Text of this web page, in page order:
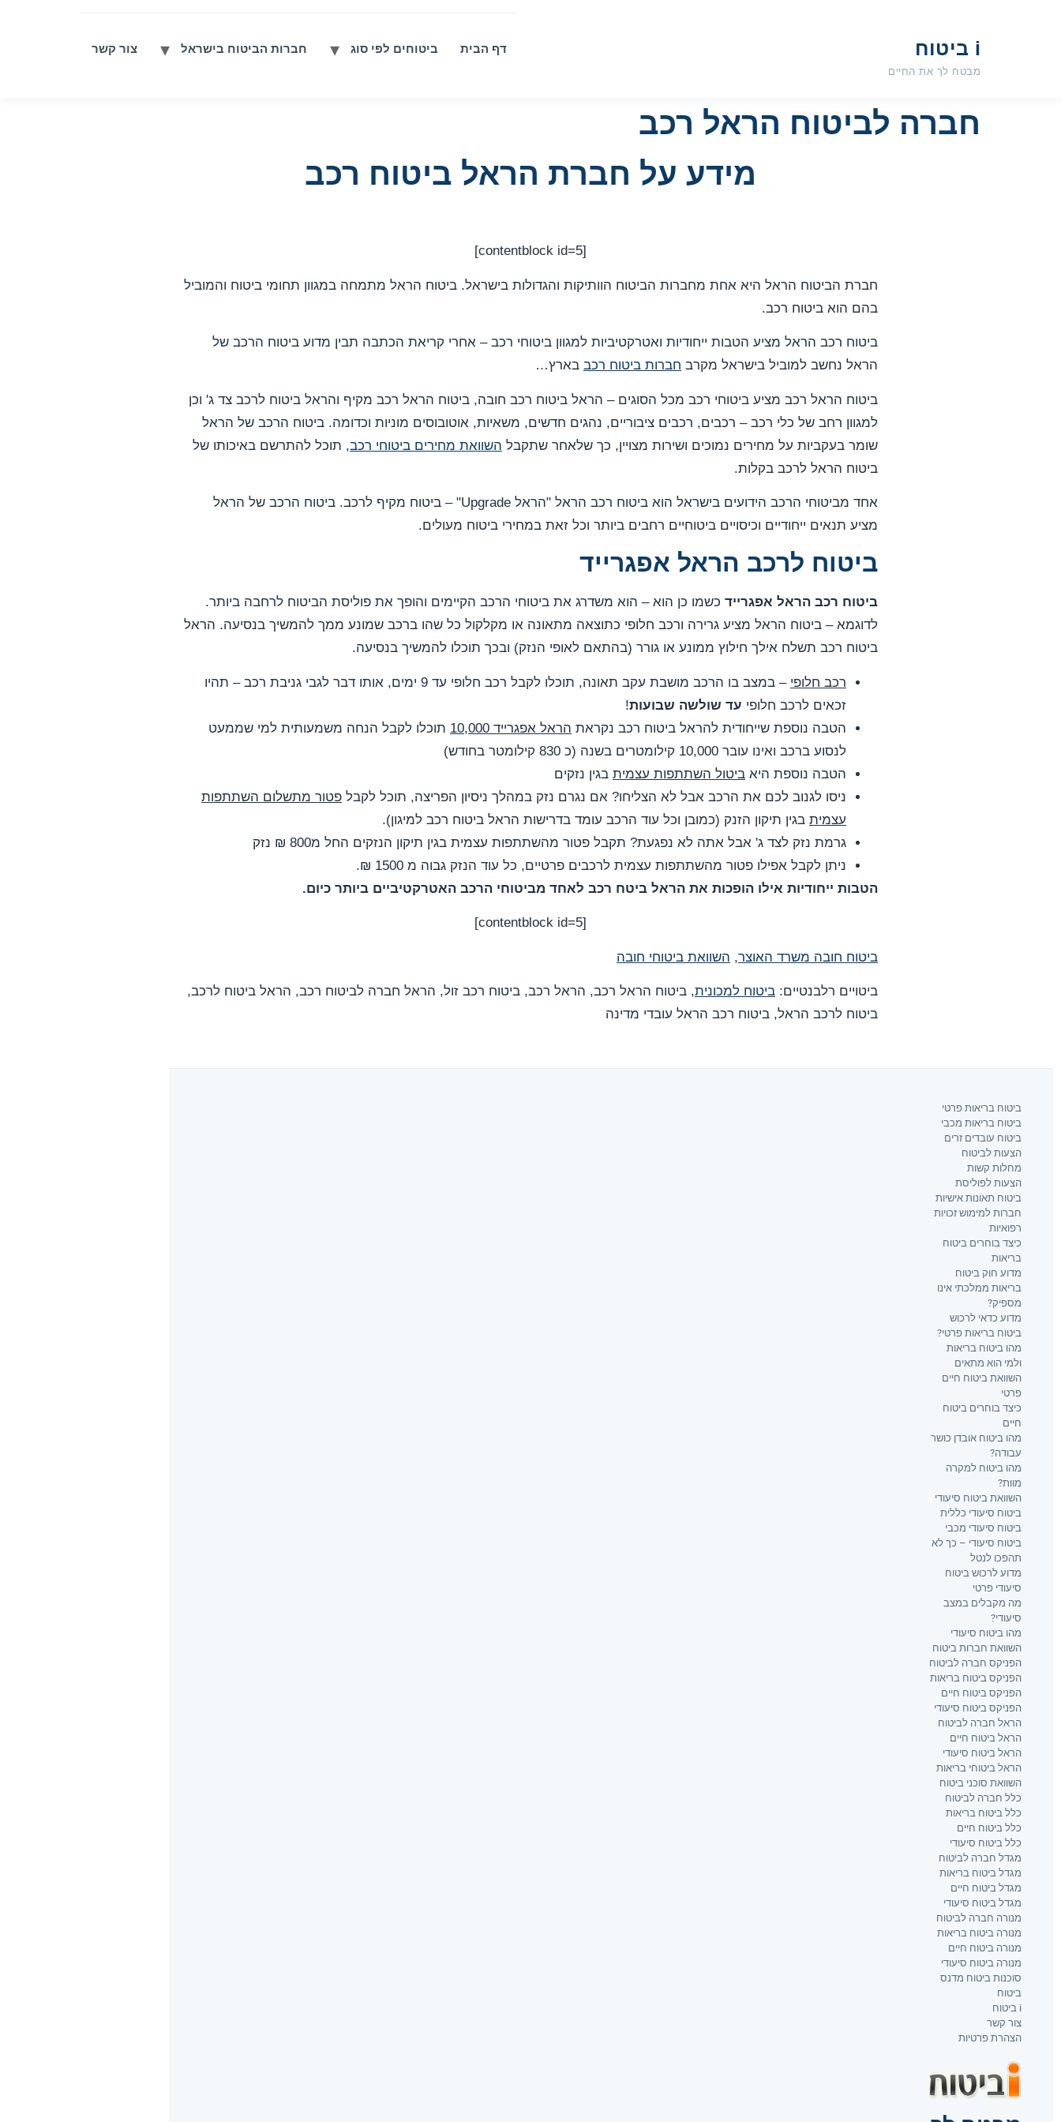
i ביטוח
מבטח לך את החיים
דף הבית ביטוחים לפי סוג חברות הביטוח בישראל צור קשר
חברה לביטוח הראל רכב
מידע על חברת הראל ביטוח רכב
[contentblock id=5]
חברת הביטוח הראל היא אחת מחברות הביטוח הוותיקות והגדולות בישראל. ביטוח הראל מתמחה במגוון תחומי ביטוח והמוביל
בהם הוא ביטוח רכב.
ביטוח רכב הראל מציע הטבות ייחודיות ואטרקטיביות למגוון ביטוחי רכב – אחרי קריאת הכתבה תבין מדוע ביטוח הרכב של
הראל נחשב למוביל בישראל מקרב חברות ביטוח רכב בארץ…
ביטוח הראל רכב מציע ביטוחי רכב מכל הסוגים – הראל ביטוח רכב חובה, ביטוח הראל רכב מקיף והראל ביטוח לרכב צד ג' וכן
למגוון רחב של כלי רכב – רכבים, רכבים ציבוריים, נהגים חדשים, משאיות, אוטובוסים מוניות וכדומה. ביטוח הרכב של הראל
שומר בעקביות על מחירים נמוכים ושירות מצויין, כך שלאחר שתקבל השוואת מחירים ביטוחי רכב , תוכל להתרשם באיכותו של
ביטוח הראל לרכב בקלות.
אחד מביטוחי הרכב הידועים בישראל הוא ביטוח רכב הראל "הראל Upgrade" – ביטוח מקיף לרכב. ביטוח הרכב של הראל
מציע תנאים ייחודיים וכיסויים ביטוחיים רחבים ביותר וכל זאת במחירי ביטוח מעולים.
ביטוח לרכב הראל אפגרייד
ביטוח רכב הראל אפגרייד כשמו כן הוא – הוא משדרג את ביטוחי הרכב הקיימים והופך את פוליסת הביטוח לרחבה ביותר.
לדוגמא – ביטוח הראל מציע גרירה ורכב חלופי כתוצאה מתאונה או מקלקול כל שהו ברכב שמונע ממך להמשיך בנסיעה. הראל
ביטוח רכב תשלח אילך חילוץ ממונע או גורר (בהתאם לאופי הנזק) ובכך תוכלו להמשיך בנסיעה.
רכב חלופי
– במצב בו הרכב מושבת עקב תאונה, תוכלו לקבל רכב חלופי עד 9 ימים, אותו דבר לגבי גניבת רכב – תהיו
זכאים לרכב חלופי עד שולשה שבועות!
הטבה נוספת שייחודית להראל ביטוח רכב נקראת הראל אפגרייד 10,000
תוכלו לקבל הנחה משמעותית למי שממעט
לנסוע ברכב ואינו עובר 10,000 קילומטרים בשנה (כ 830 קילומטר בחודש)
הטבה נוספת היא ביטול השתתפות עצמית בגין נזקים
ניסו לגנוב לכם את הרכב אבל לא הצליחו? אם נגרם נזק במהלך ניסיון הפריצה, תוכל לקבל פטור מתשלום השתתפות
עצמית בגין תיקון הזנק (כמובן וכל עוד הרכב עומד בדרישות הראל ביטוח רכב למיגון).
גרמת נזק לצד ג' אבל אתה לא נפגעת? תקבל פטור מהשתתפות עצמית בגין תיקון הנזקים החל מ800 ₪ נזק
ניתן לקבל אפילו פטור מהשתתפות עצמית לרכבים פרטיים, כל עוד הנזק גבוה מ 1500 ₪.
הטבות ייחודיות אילו הופכות את הראל ביטח רכב לאחד מביטוחי הרכב האטרקטיביים ביותר כיום.
[contentblock id=5]
ביטוח חובה משרד האוצר השוואת ביטוחי חובה
ביטויים רלבנטיים: ביטוח למכונית, ביטוח הראל רכב, הראל רכב, ביטוח רכב זול, הראל חברה לביטוח רכב, הראל ביטוח לרכב,
ביטוח לרכב הראל, ביטוח רכב הראל עובדי מדינה
ביטוח בריאות פרטי
ביטוח בריאות מכבי
ביטוח עובדים זרים
הצעות לביטוח
מחלות קשות
הצעות לפוליסת
ביטוח תאונות אישיות
חברות למימוש זכויות
רפואיות
כיצד בוחרים ביטוח
בריאות
מדוע חוק ביטוח
בריאות ממלכתי אינו
מספיק?
מדוע כדאי לרכוש
ביטוח בריאות פרטי?
מהו ביטוח בריאות
ולמי הוא מתאים
השוואת ביטוח חיים
פרטי
כיצד בוחרים ביטוח
חיים
מהו ביטוח אובדן כושר
עבודה?
מהו ביטוח למקרה
מוות?
השוואת ביטוח סיעודי
ביטוח סיעודי כללית
ביטוח סיעודי מכבי
ביטוח סיעודי – כך לא
תהפכו לנטל
מדוע לרכוש ביטוח
סיעודי פרטי
מה מקבלים במצב
סיעודי?
מהו ביטוח סיעודי
השוואת חברות ביטוח
הפניקס חברה לביטוח
הפניקס ביטוח בריאות
הפניקס ביטוח חיים
הפניקס ביטוח סיעודי
הראל חברה לביטוח
הראל ביטוח חיים
הראל ביטוח סיעודי
הראל ביטוחי בריאות
השוואת סוכני ביטוח
כלל חברה לביטוח
כלל ביטוח בריאות
כלל ביטוח חיים
כלל ביטוח סיעודי
מגדל חברה לביטוח
מגדל ביטוח בריאות
מגדל ביטוח חיים
מגדל ביטוח סיעודי
מנורה חברה לביטוח
מנורה ביטוח בריאות
מנורה ביטוח חיים
מנורה ביטוח סיעודי
סוכנות ביטוח מדנס
ביטוח
i ביטוח
צור קשר
הצהרת פרטיות